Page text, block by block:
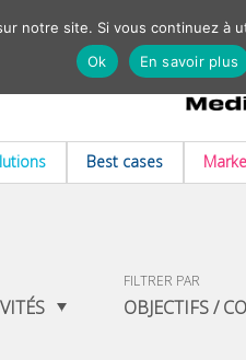
Best cases
FILTRER PAR
OBJECTIFS /
notre site. Si vous continuez
Ok
En savoir plus